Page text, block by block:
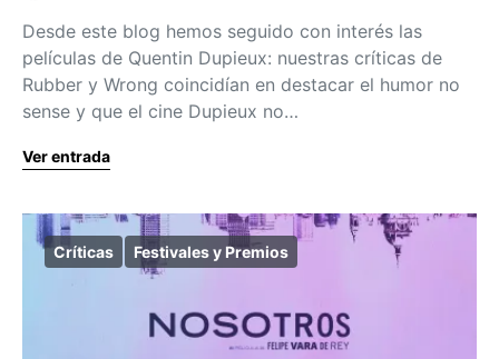
Desde este blog hemos seguido con interés las
películas de Quentin Dupieux: nuestras críticas de
Rubber y Wrong coincidían en destacar el humor no
sense y que el cine Dupieux no…
Ver entrada
Críticas Festivales y Premios